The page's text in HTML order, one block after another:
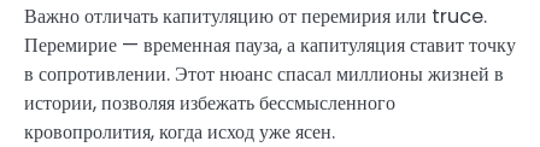
Важно отличать капитуляцию от перемирия или truce.
Перемирие — временная пауза, а капитуляция ставит точку
в сопротивлении. Этот нюанс спасал миллионы жизней в
истории, позволяя избежать бессмысленного
кровопролития, когда исход уже ясен.